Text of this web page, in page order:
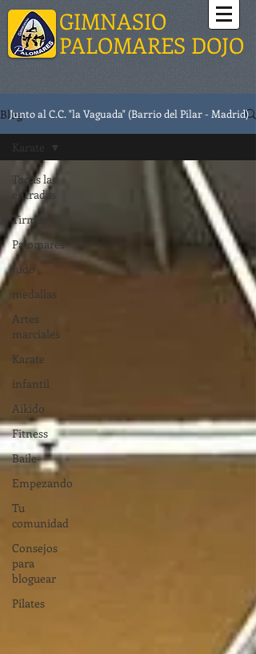
GIMNASIO
PALOMARES DOJO
Junto al C.C. "la Vaguada" (Barrio del Pilar - Madrid)
Blog
Todas las
entradas
Tirma
Palomares
Judo
medallas
Artes
marciales
Karate
infantil
Aikido
Fitness
Baile
Empezando
Tu
comunidad
Consejos
para
bloguear
Pilates
Karate